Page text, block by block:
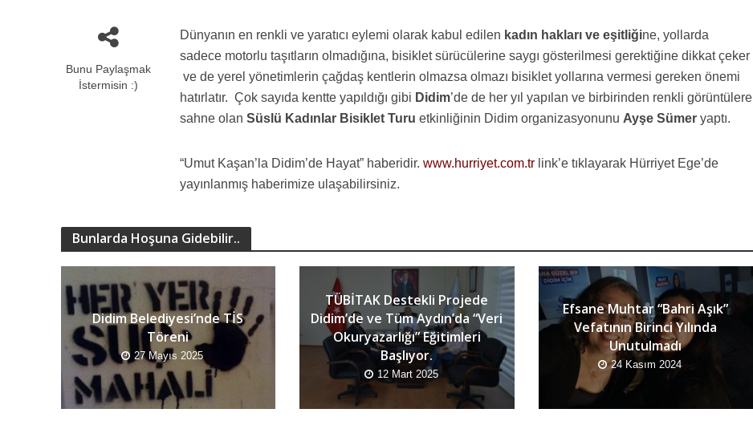
Bunu Paylaşmak
İstermisin :)
Dünyanın en renkli ve yaratıcı eylemi olarak kabul edilen kadın hakları ve eşitliğine, yollarda
sadece motorlu taşıtların olmadığına, bisiklet sürücülerine saygı gösterilmesi gerektiğine dikkat çeker
ve de yerel yönetimlerin çağdaş kentlerin olmazsa olmazı bisiklet yollarına vermesi gereken önemi
hatırlatır. Çok sayıda kentte yapıldığı gibi Didim’de de her yıl yapılan ve birbirinden renkli görüntülere
sahne olanSüslü Kadınlar Bisiklet Turu etkinliğinin Didim organizasyonunu Ayşe Sümer yaptı.
“Umut Kaşan’la Didim’de Hayat” haberidir.www.hurriyet.com.tr link’e tıklayarak Hürriyet Ege’de
yayınlanmış haberimize ulaşabilirsiniz.
Bunlarda Hoşuna Gidebilir..
Didim Belediyesi’nde TİS
Töreni
27 Mayıs 2025
TÜBİTAK Destekli Projede
Didim’de ve Tüm Aydın’da “Veri
Okuryazarlığı” Eğitimleri
Başlıyor.
12 Mart 2025
Efsane Muhtar “Bahri Aşık”
Vefatının Birinci Yılında
Unutulmadı
24 Kasım 2024